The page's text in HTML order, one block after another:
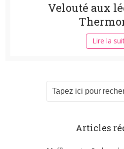
Velouté aux
Lire la
Articles